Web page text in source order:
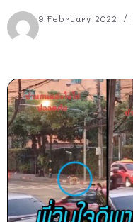
9 February 2022